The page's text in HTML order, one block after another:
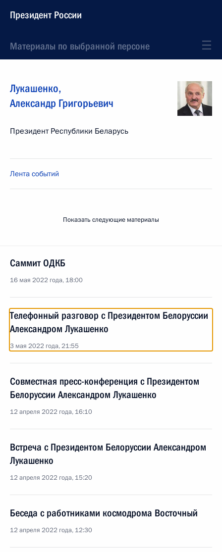
Президент России
Материалы по выбранной персоне
Лукашенко,
Александр Григорьевич
Президент Республики Беларусь
Лента событий
Показать следующие материалы
Саммит ОДКБ
16 мая 2022 года, 18:00
Телефонный разговор с Президентом Белоруссии
Александром Лукашенко
3 мая 2022 года, 21:55
Совместная пресс-конференция с Президентом
Белоруссии Александром Лукашенко
12 апреля 2022 года, 16:10
Встреча с Президентом Белоруссии Александром
Лукашенко
12 апреля 2022 года, 15:20
Беседа с работниками космодрома Восточный
12 апреля 2022 года, 12:30